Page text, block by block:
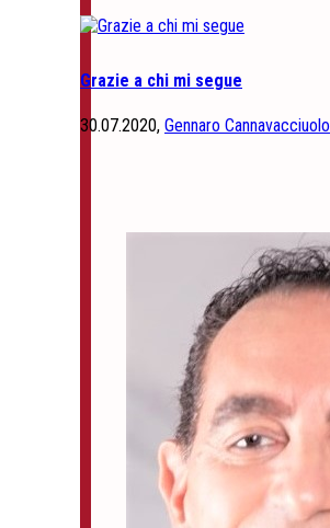
Grazie a chi mi segue
30.07.2020, Gennaro Cannavacciuolo